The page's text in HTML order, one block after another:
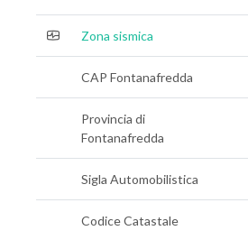
Zona sismica
CAP Fontanafredda
Provincia di
Fontanafredda
Sigla Automobilistica
Codice Catastale